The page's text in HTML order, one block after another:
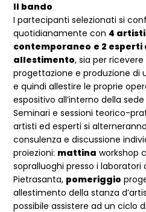
Il bando
I partecipanti selezionati si
quotidianamente con 4
contemporaneo e 2
allestimento, sia per
progettazione e produzione di
e quindi allestire le proprie
espositivo all’interno della
Seminari e sessioni teorico-
artisti ed esperti si
consulenza e discussione
proiezioni: mattina workshop
sopralluoghi presso i
Pietrasanta, pomeriggio
allestimento della stanza
possibile assistere ad un ciclo